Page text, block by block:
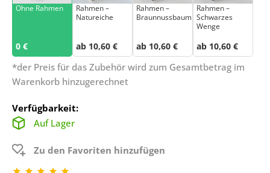
Ohne Rahmen
0 €
Rahmen –
Natureiche
ab 10,60 €
Rahmen –
Braunnussbaum
ab 10,60 €
Rahmen –
Schwarzes
Wenge
ab 10,60 €
*der Preis für das Zubehör wird zum Gesamtbetrag im
Warenkorb hinzugerechnet
Verfügbarkeit:
Auf Lager
Zu den Favoriten hinzufügen